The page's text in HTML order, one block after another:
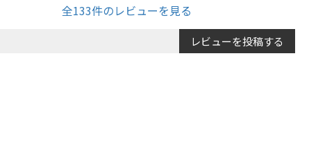
全133件のレビューを見る
レビューを投稿する